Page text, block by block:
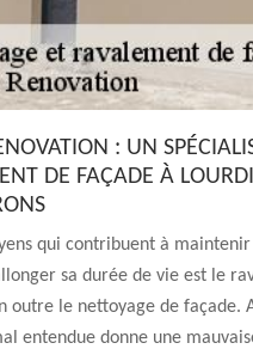
: UN
DE FAÇADE À
qui contribuent à
sa durée de vie est le
outre le nettoyage de façade.
entendue donne une